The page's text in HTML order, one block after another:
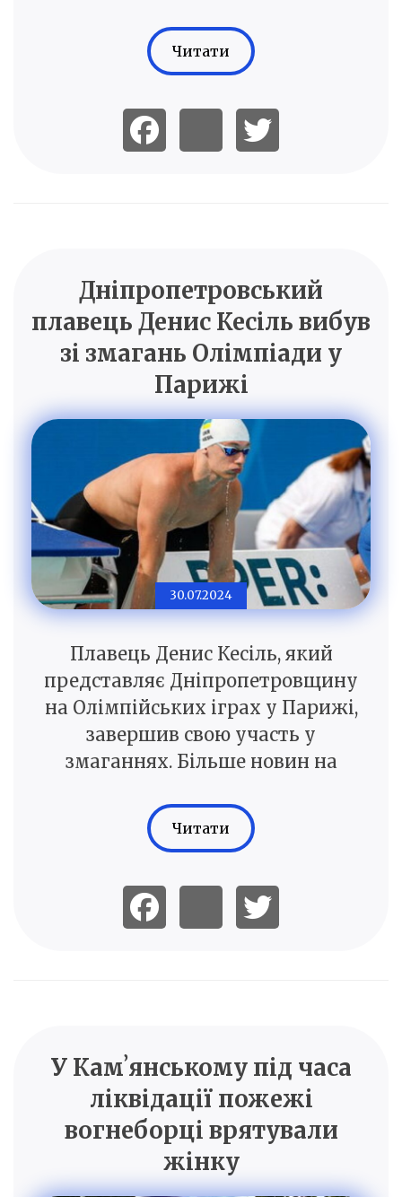
Читати
Дніпропетровський
плавець Денис Кесіль вибув
зі змагань Олімпіади у
Парижі
30.07.2024
Плавець Денис Кесіль, який
представляє Дніпропетровщину
на Олімпійських іграх у Парижі,
завершив свою участь у
змаганнях. Більше новин на
Читати
У Камʼянському під часа
ліквідації пожежі
вогнеборці врятували
жінку